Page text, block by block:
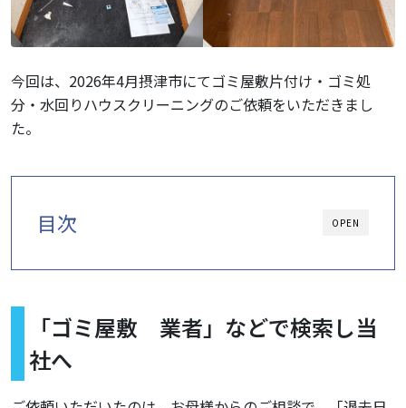
今回は、2026年4月摂津市にてゴミ屋敷片付け・ゴミ処
分・水回りハウスクリーニングのご依頼をいただきまし
た。
OPEN
目次
「ゴミ屋敷 業者」などで検索し当
社へ